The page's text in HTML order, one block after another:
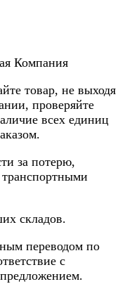
Компания
товар, не выходя
проверяйте
всех единиц
за потерю,
складов.
переводом по
с